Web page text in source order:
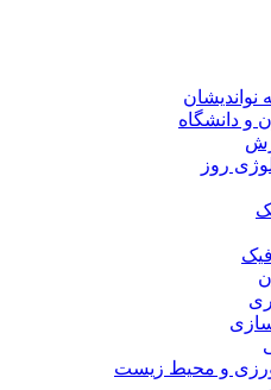
روز
و محیط زیست